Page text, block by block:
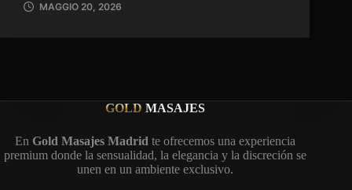
MAGGIO 20, 2026
GOLD MASAJES
En Gold Masajes Madrid te ofrecemos una experiencia
premium donde la sensualidad, la elegancia y la discreción se
unen en un ambiente exclusivo.